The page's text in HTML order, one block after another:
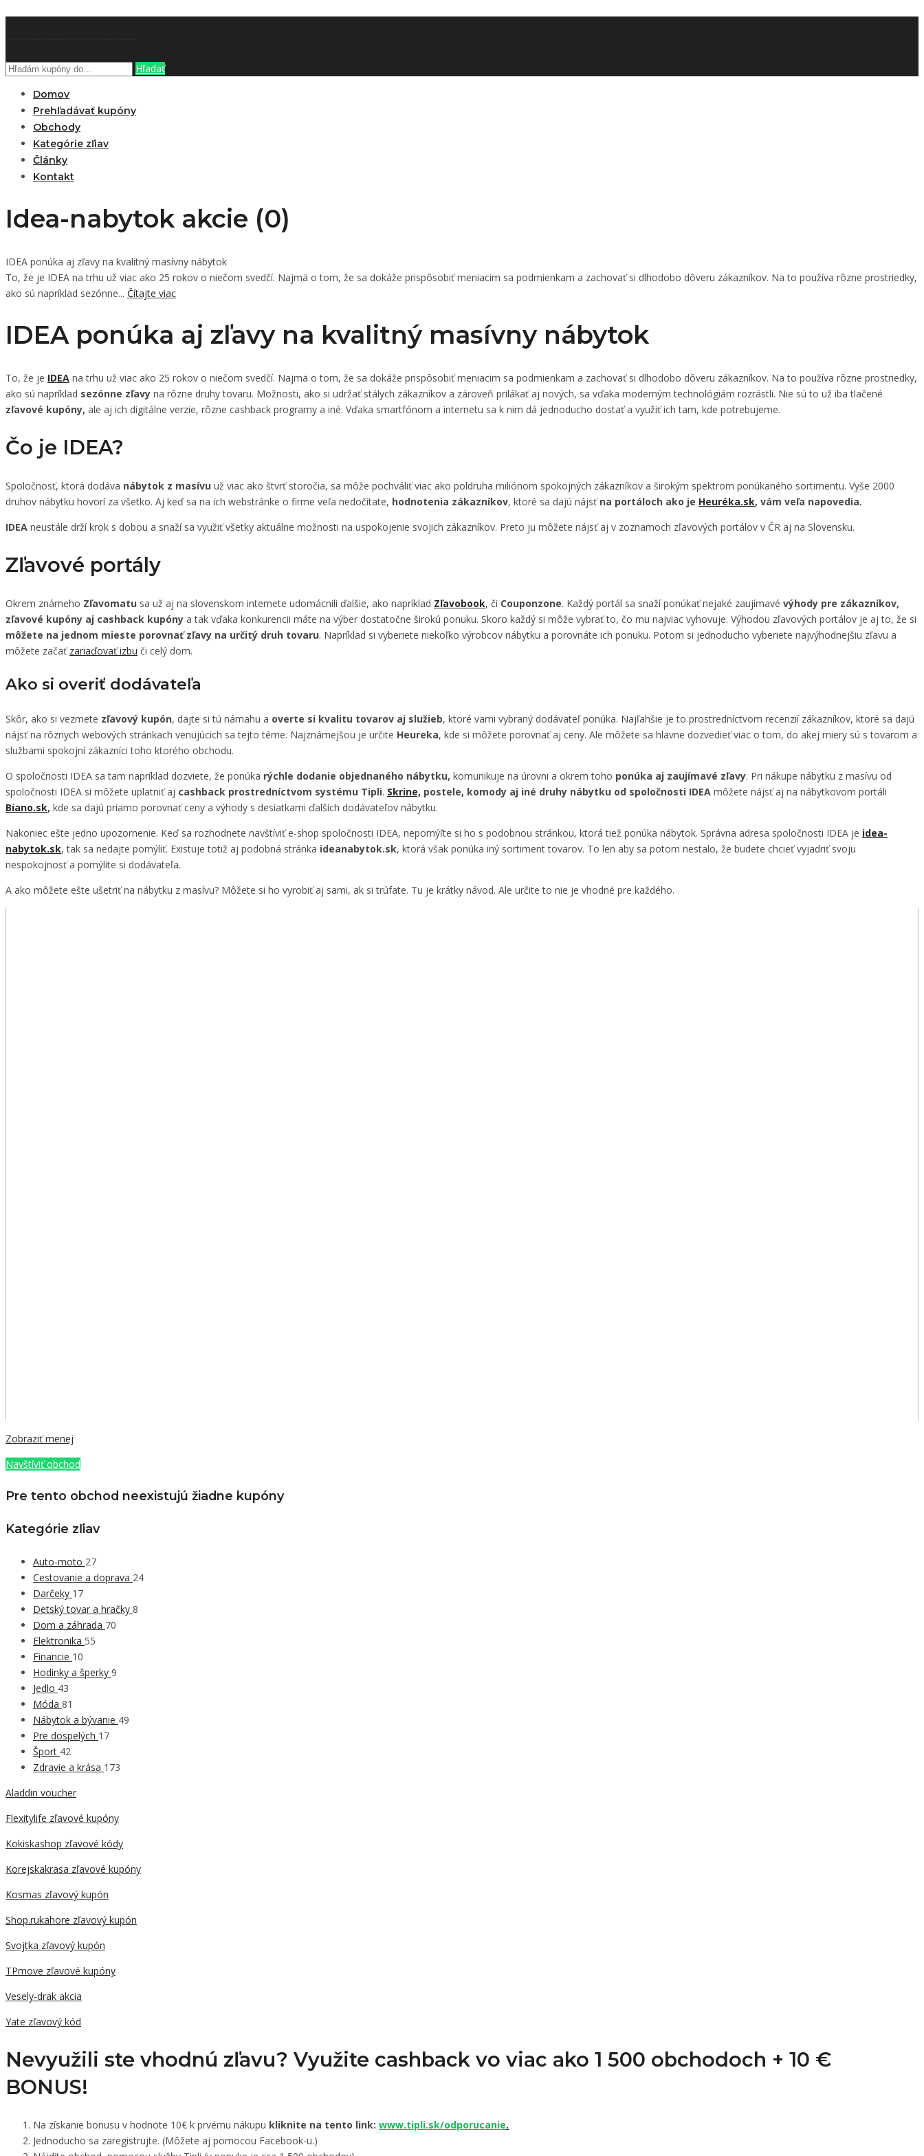
Hľadať
Domov
Prehľadávať kupóny
Obchody
Kategórie zľiav
Články
Kontakt
Idea-nabytok akcie (0)
IDEA ponúka aj zľavy na kvalitný masívny nábytok
To, že je IDEA na trhu už viac ako 25 rokov o niečom svedčí. Najmä o tom, že sa dokáže prispôsobiť meniacim sa podmienkam a zachovať si dlhodobo dôveru zákazníkov. Na to používa rôzne prostriedky,
ako sú napríklad sezónne... Čítajte viac
IDEA ponúka aj zľavy na kvalitný masívny nábytok
To, že je IDEA na trhu už viac ako 25 rokov o niečom svedčí. Najmä o tom, že sa dokáže prispôsobiť meniacim sa podmienkam a zachovať si dlhodobo dôveru zákazníkov. Na to používa rôzne prostriedky,
ako sú napríklad sezónne zľavy na rôzne druhy tovaru. Možnosti, ako si udržať stálych zákazníkov a zároveň prilákať aj nových, sa vďaka moderným technológiám rozrástli. Nie sú to už iba tlačené
zľavové kupóny, ale aj ich digitálne verzie, rôzne cashback programy a iné. Vďaka smartfónom a internetu sa k nim dá jednoducho dostať a využiť ich tam, kde potrebujeme.
Čo je IDEA?
Spoločnosť, ktorá dodáva nábytok z masívu už viac ako štvrť storočia, sa môže pochváliť viac ako poldruha miliónom spokojných zákazníkov a širokým spektrom ponúkaného sortimentu. Vyše 2000
druhov nábytku hovorí za všetko. Aj keď sa na ich webstránke o firme veľa nedočítate, hodnotenia zákazníkov, ktoré sa dajú nájsťna portáloch ako je Heuréka.sk, vám veľa napovedia.
IDEA neustále drží krok s dobou a snaží sa využiť všetky aktuálne možnosti na uspokojenie svojich zákazníkov. Preto ju môžete nájsť aj v zoznamoch zľavových portálov v ČR aj na Slovensku.
Zľavové portály
Okrem známeho Zľavomatu sa už aj na slovenskom internete udomácnili ďalšie, ako napríklad Zľavobook, či Couponzone. Každý portál sa snaží ponúkať nejaké zaujímavé výhody pre zákazníkov,
zľavové kupóny aj cashback kupóny a tak vďaka konkurencii máte na výber dostatočne širokú ponuku. Skoro každý si môže vybrať to, čo mu najviac vyhovuje. Výhodou zľavových portálov je aj to, že si
môžete na jednom mieste porovnať zľavy na určitý druh tovaru. Napríklad si vyberiete niekoľko výrobcov nábytku a porovnáte ich ponuku. Potom si jednoducho vyberiete najvýhodnejšiu zľavu a
môžete začaťzariaďovať izbu či celý dom.
Ako si overiť dodávateľa
Skôr, ako si vezmete zľavový kupón, dajte si tú námahu a overte si kvalitu tovarov aj služieb, ktoré vami vybraný dodávateľ ponúka. Najľahšie je to prostredníctvom recenzií zákazníkov, ktoré sa dajú
nájsť na rôznych webových stránkach venujúcich sa tejto téme. Najznámejšou je určite Heureka, kde si môžete porovnať aj ceny. Ale môžete sa hlavne dozvedieť viac o tom, do akej miery sú s tovarom a
službami spokojní zákazníci toho ktorého obchodu.
O spoločnosti IDEA sa tam napríklad dozviete, že ponúka rýchle dodanie objednaného nábytku, komunikuje na úrovni a okrem toho ponúka aj zaujímavé zľavy. Pri nákupe nábytku z masívu od
spoločnosti IDEA si môžete uplatniť aj cashback prostredníctvom systému Tipli. Skrine, postele, komody aj iné druhy nábytku od spoločnosti IDEA môžete nájsť aj na nábytkovom portáli
Biano.sk, kde sa dajú priamo porovnať ceny a výhody s desiatkami ďalších dodávateľov nábytku.
Nakoniec ešte jedno upozornenie. Keď sa rozhodnete navštíviť e-shop spoločnosti IDEA, nepomýľte si ho s podobnou stránkou, ktorá tiež ponúka nábytok. Správna adresa spoločnosti IDEA je idea-
nabytok.sk, tak sa nedajte pomýliť. Existuje totiž aj podobná stránka ideanabytok.sk, ktorá však ponúka iný sortiment tovarov. To len aby sa potom nestalo, že budete chcieť vyjadriť svoju
nespokojnosť a pomýlite si dodávateľa.
A ako môžete ešte ušetriť na nábytku z masívu? Môžete si ho vyrobiť aj sami, ak si trúfate. Tu je krátky návod. Ale určite to nie je vhodné pre každého.
Zobraziť menej
Navštíviť obchod
Pre tento obchod neexistujú žiadne kupóny
Kategórie zľiav
Auto-moto 27
Cestovanie a doprava 24
Darčeky 17
Detský tovar a hračky 8
Dom a záhrada 70
Elektronika 55
Financie 10
Hodinky a šperky 9
Jedlo 43
Móda 81
Nábytok a bývanie 49
Pre dospelých 17
Šport 42
Zdravie a krása 173
Aladdin voucher
Flexitylife zľavové kupóny
Kokiskashop zľavové kódy
Korejskakrasa zľavové kupóny
Kosmas zľavový kupón
Shop.rukahore zľavový kupón
Svojtka zľavový kupón
TPmove zľavové kupóny
Vesely-drak akcia
Yate zľavový kód
Nevyužili ste vhodnú zľavu? Využite cashback vo viac ako 1 500 obchodoch + 10 €
BONUS!
Na získanie bonusu v hodnote 10€ k prvému nákupu kliknite na tento link: www.tipli.sk/odporucanie.
Jednoducho sa zaregistrujte. (Môžete aj pomocou Facebook-u.)